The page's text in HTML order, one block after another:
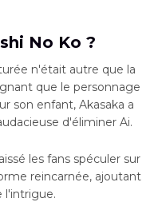
No Ko ?
n'était autre que la
que le personnage
son enfant, Akasaka a
d'éliminer Ai.
les fans spéculer sur
rеincarnée, ajoutant
l'intrigue.